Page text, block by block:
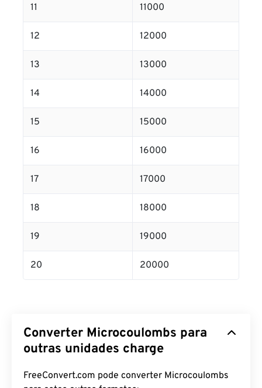
11 11000
12 12000
13 13000
14 14000
15 15000
16 16000
17 17000
18 18000
19 19000
20 20000
Converter Microcoulombs para
outras unidades charge
FreeConvert.com pode converter Microcoulombs